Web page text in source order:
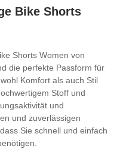
Bike Shorts
Shorts Women von
die perfekte Passform für
Komfort als auch Stil
Stoff und
und
und zuverlässigen
Sie schnell und einfach